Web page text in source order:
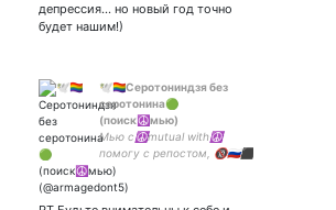
депрессия… но новый год точно
будет нашим!)
🕊🏳️‍🌈Серотониндзя без
серотонина🟢
(поиск☮️мью)
Мью с☮mutual with☮️
помогу с репостом, 🔞🇷🇺⬛
🟪⬜🟨♈Ru|Eng. Activitst,
feminist, istp, rp, 90's, c-ptsd